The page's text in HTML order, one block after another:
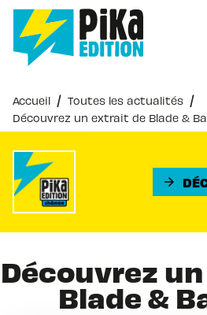
MENU RECHERCHE
PIED DE PAGE
Accueil / Toutes les actualités /
Découvrez un extrait de Blade &
arrow_forward
Découvrez
Blade &